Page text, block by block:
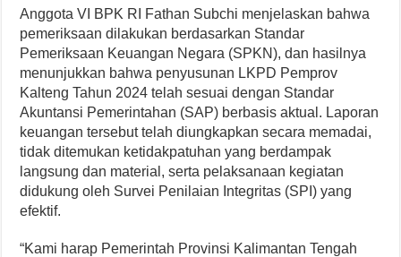
Anggota VI BPK RI Fathan Subchi menjelaskan bahwa
pemeriksaan dilakukan berdasarkan Standar
Pemeriksaan Keuangan Negara (SPKN), dan hasilnya
menunjukkan bahwa penyusunan LKPD Pemprov
Kalteng Tahun 2024 telah sesuai dengan Standar
Akuntansi Pemerintahan (SAP) berbasis aktual. Laporan
keuangan tersebut telah diungkapkan secara memadai,
tidak ditemukan ketidakpatuhan yang berdampak
langsung dan material, serta pelaksanaan kegiatan
didukung oleh Survei Penilaian Integritas (SPI) yang
efektif.
“Kami harap Pemerintah Provinsi Kalimantan Tengah